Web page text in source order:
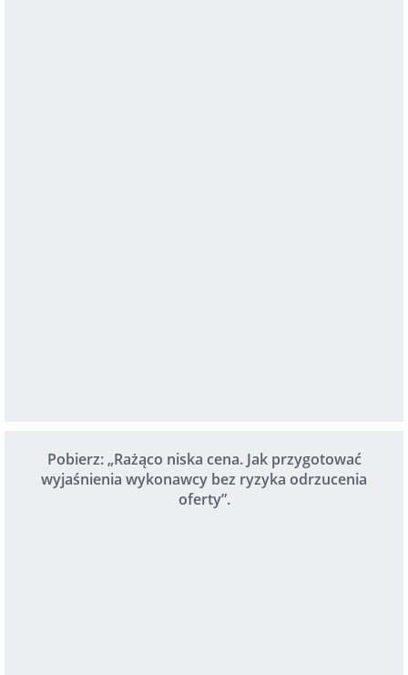
Pobierz: „Rażąco niska cena. Jak przygotować
wyjaśnienia wykonawcy bez ryzyka odrzucenia
oferty”.